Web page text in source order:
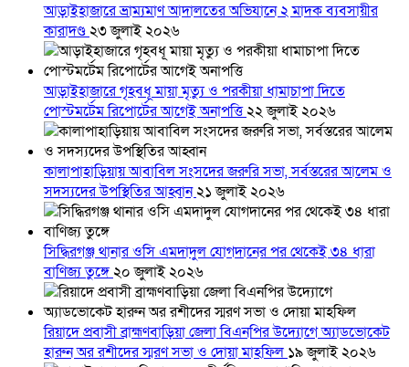
আড়াইহাজারে ভ্রাম্যমাণ আদালতের অভিযানে ২ মাদক ব্যবসায়ীর
কারাদণ্ড২৩ জুলাই ২০২৬
আড়াইহাজারে গৃহবধূ মায়া মৃত্যু ও পরকীয়া ধামাচাপা দিতে
পোস্টমর্টেম রিপোর্টের আগেই অনাপত্তি২২ জুলাই ২০২৬
কালাপাহাড়িয়ায় আবাবিল সংসদের জরুরি সভা, সর্বস্তরের আলেম ও
সদস্যদের উপস্থিতির আহ্বান২১ জুলাই ২০২৬
সিদ্ধিরগঞ্জ থানার ওসি এমদাদুল যোগদানের পর থেকেই ৩৪ ধারা
বাণিজ্য তুঙ্গে২০ জুলাই ২০২৬
রিয়াদে প্রবাসী ব্রাহ্মণবাড়িয়া জেলা বিএনপির উদ্যোগে অ্যাডভোকেট
হারুন অর রশীদের স্মরণ সভা ও দোয়া মাহফিল ১৯ জুলাই ২০২৬